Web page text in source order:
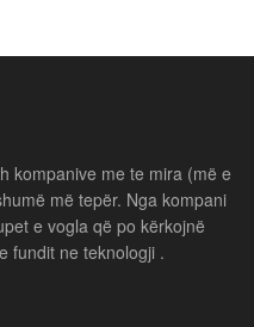
kompanive me te mira (më e
më tepër. Nga kompani
e vogla që po kërkojnë
fundit ne teknologji .